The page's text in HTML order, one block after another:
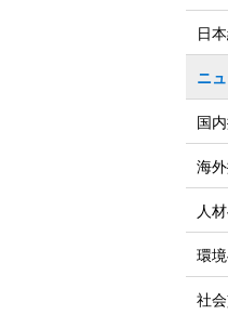
日
ニ
国
海
人
環
社